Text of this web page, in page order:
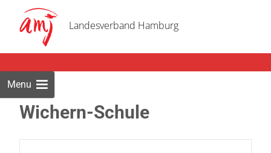
Landesverband Hamburg
Menu
Wichern-Schule